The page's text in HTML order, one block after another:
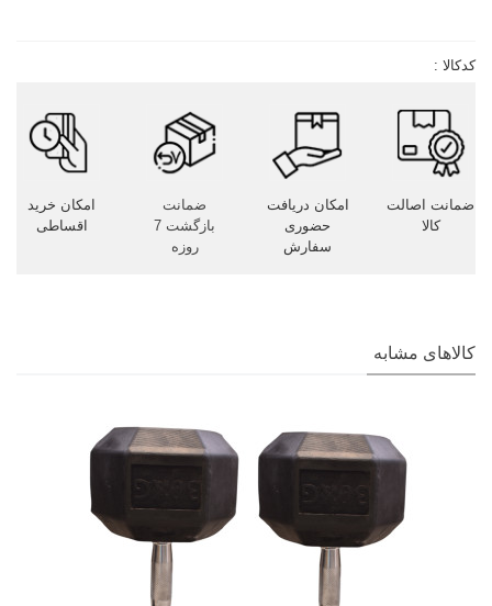
کدکالا :
ضمانت اصالت
کالا
امکان دریافت
حضوری
سفارش
ضمانت
بازگشت 7
روزه
امکان خرید
اقساطی
کالاهای مشابه